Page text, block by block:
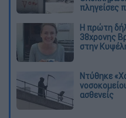
πληγείσες
Η πρώτη
38χρονης
στην
Ντύθηκε
ασθενείς